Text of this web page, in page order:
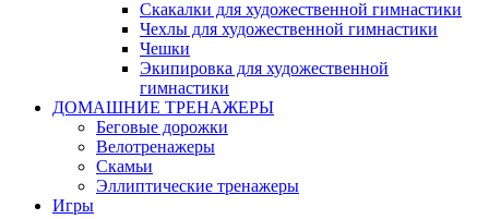
Скакалки для художественной гимнастики
Чехлы для художественной гимнастики
Чешки
Экипировка для художественной
гимнастики
ДОМАШНИЕ ТРЕНАЖЕРЫ
Беговые дорожки
Велотренажеры
Скамьи
Эллиптические тренажеры
Игры